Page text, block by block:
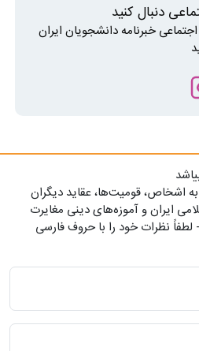
دنبال کنید
خبرنامه دانشجویان ایران
به اشخاص، قومیت‌ها، عقاید دیگران
ایران و آموزه‌های دینی مغایرت
نظرات خود را با حروف فارسی